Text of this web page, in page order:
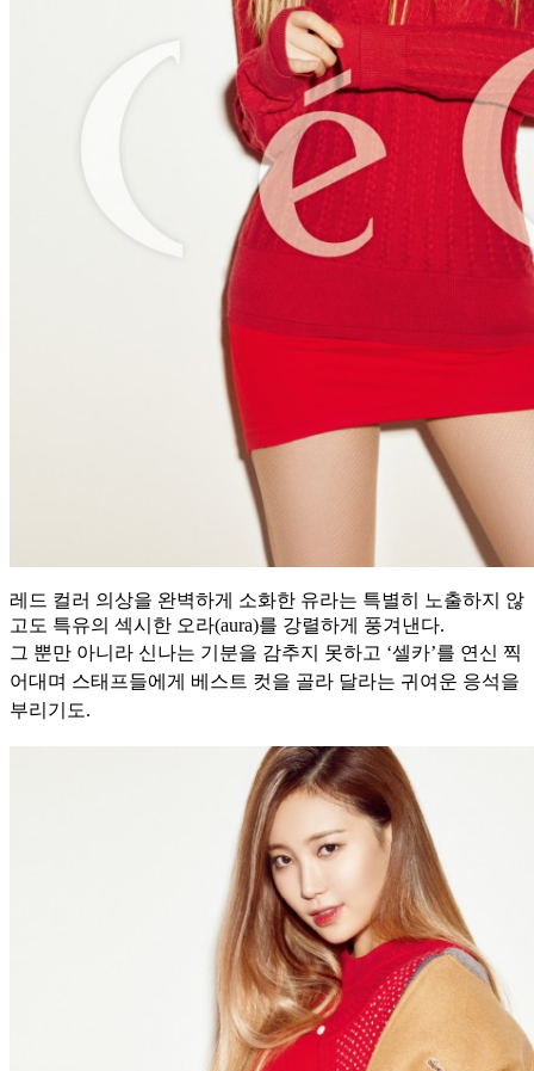
레드 컬러 의상을 완벽하게 소화한 유라는 특별히 노출하지 않
고도 특유의 섹시한 오라(aura)를 강렬하게 풍겨낸다.
그 뿐만 아니라 신나는 기분을 감추지 못하고 ‘셀카’를 연신 찍
어대며 스태프들에게 베스트 컷을 골라 달라는 귀여운 응석을
부리기도.